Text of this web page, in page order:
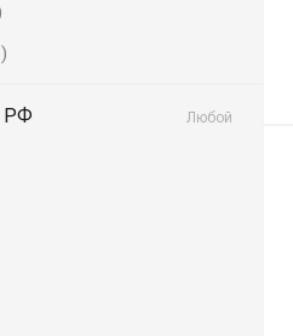
)
РФ Любой